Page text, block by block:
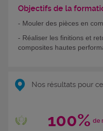
Objectifs de la
- Mouler des pièces en
- Réaliser les finitions et
composites hautes
Nos résultats pour
100% de